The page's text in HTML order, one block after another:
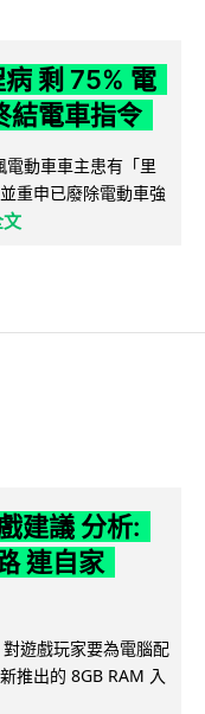
剩 75% 電
結電車指令
動車車主患有「里
重申已廢除電動車強
文
建議 分析:
連自家
遊戲玩家要為電腦配
推出的 8GB RAM 入